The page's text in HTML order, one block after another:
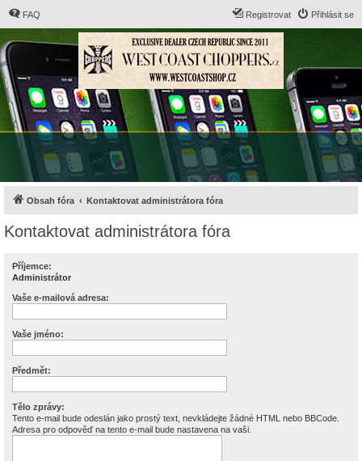
FAQ Přihlásit se
Registrovat
Obsah fóra Kontaktovat administrátora fóra
Kontaktovat administrátora fóra
Příjemce:
Administrátor
Vaše e-mailová adresa:
Vaše jméno:
Předmět:
Tělo zprávy:
Tento e-mail bude odeslán jako prostý text, nevkládejte žádné HTML nebo BBCode.
Adresa pro odpověď na tento e-mail bude nastavena na vaši.